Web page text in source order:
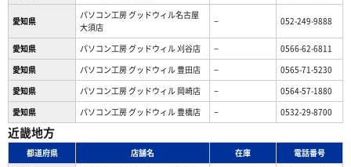
愛知県
パソコン工房 グッドウィル名古屋
大須店
− 052-249-9888
愛知県 パソコン工房 グッドウィル 刈谷店 −
0566-62-6811
愛知県
パソコン工房 グッドウィル 豊田店 −
0565-71-5230
愛知県
パソコン工房 グッドウィル 岡崎店 −
0564-57-1880
愛知県
パソコン工房 グッドウィル 豊橋店 − 0532-29-8700
近畿地方
都道府県 店舗名 在庫
電話番号